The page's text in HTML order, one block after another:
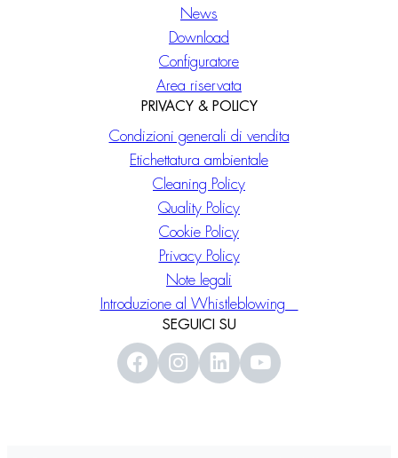
News
Download
Configuratore
Area riservata
PRIVACY & POLICY
Condizioni generali di vendita
Etichettatura ambientale
Cleaning Policy
Quality Policy
Cookie Policy
Privacy Policy
Note legali
Introduzione al Whistleblowing
SEGUICI SU